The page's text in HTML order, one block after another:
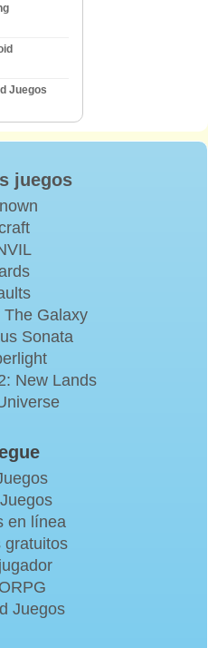
Juegos
juegos
The Galaxy
Sonata
New Lands
en línea
gratuitos
Juegos